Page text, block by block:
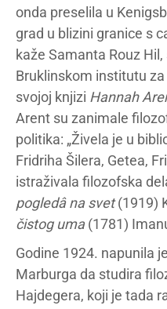
onda preselila u
grad u blizini granice s
kaže Samanta Rouz
Bruklinskom institutu
svojoj knjizi Hannah
Arent su zanimale
politika: „Živela je u
Fridriha Šilera, Getea,
istraživala filozofska
pogledâ na svet(1919)
čistog uma(1781)
Godine 1924. napunila
Marburga da studira
Hajdegera, koji je tada